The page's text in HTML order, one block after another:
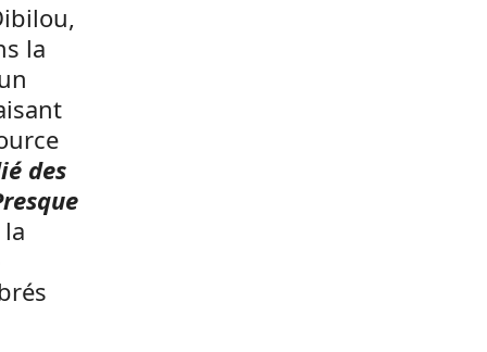
la
des
la